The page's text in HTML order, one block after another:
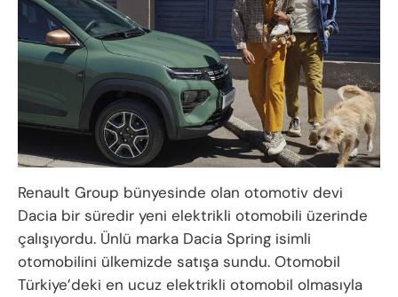
Renault Group bünyesinde olan otomotiv devi
Dacia bir süredir yeni elektrikli otomobili üzerinde
çalışıyordu. Ünlü marka Dacia Spring isimli
otomobilini ülkemizde satışa sundu. Otomobil
Türkiye’deki en ucuz elektrikli otomobil olmasıyla